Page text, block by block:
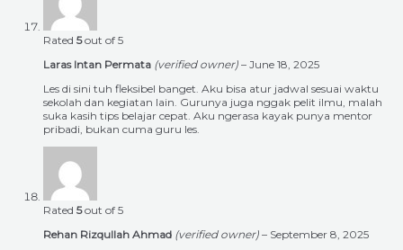
Rated 5out of 5
Laras Intan Permata (verified owner) – June 18, 2025
Les di sini tuh fleksibel banget. Aku bisa atur jadwal sesuai waktu
sekolah dan kegiatan lain. Gurunya juga nggak pelit ilmu, malah
suka kasih tips belajar cepat. Aku ngerasa kayak punya mentor
pribadi, bukan cuma guru les.
Rated 5out of 5
Rehan Rizqullah Ahmad (verified owner) – September 8, 2025